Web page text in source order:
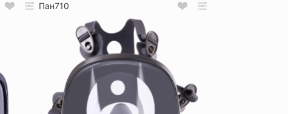
Пан710